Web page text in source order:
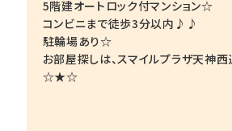
5階建オートロック付マンション☆
コンビニまで徒歩3分以内♪♪
駐輪場あり☆
お部屋探しは、スマイルプラザ天神
☆★☆